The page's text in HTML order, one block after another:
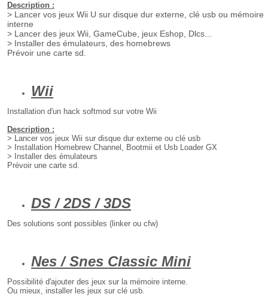
Description :
> Lancer vos jeux Wii U sur disque dur externe, clé usb ou mémoire
interne
> Lancer des jeux Wii, GameCube, jeux Eshop, Dlcs...
> Installer des émulateurs, des homebrews
Prévoir une carte sd.
Wii
Installation d'un hack softmod sur votre Wii
Description :
> Lancer vos jeux Wii sur disque dur externe ou clé usb
> Installation Homebrew Channel, Bootmii et Usb Loader GX
> Installer des émulateurs
Prévoir une carte sd.
DS / 2DS / 3DS
Des solutions sont possibles (linker ou cfw)
Nes / Snes Classic Mini
Possibilité d'ajouter des jeux sur la mémoire interne.
Ou mieux, installer les jeux sur clé usb.